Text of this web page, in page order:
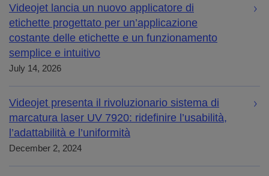
Videojet lancia un nuovo applicatore di
etichette progettato per un’applicazione
costante delle etichette e un funzionamento
semplice e intuitivo
July 14, 2026
Videojet presenta il rivoluzionario sistema di
marcatura laser UV 7920: ridefinire l’usabilità,
l’adattabilità e l’uniformità
December 2, 2024